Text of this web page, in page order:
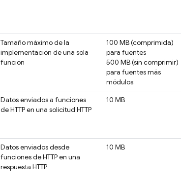
Tamaño máximo de la
implementación de una sola
función
100 MB (comprimida)
para fuentes
500 MB (sin comprimir)
para fuentes más
módulos
Datos enviados a funciones
de HTTP en una solicitud HTTP
10 MB
Datos enviados desde
funciones de HTTP en una
respuesta HTTP
10 MB